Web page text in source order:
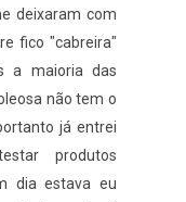
deixaram com
fico "cabreira"
a maioria das
não tem o
já entrei
produtos
dia estava eu